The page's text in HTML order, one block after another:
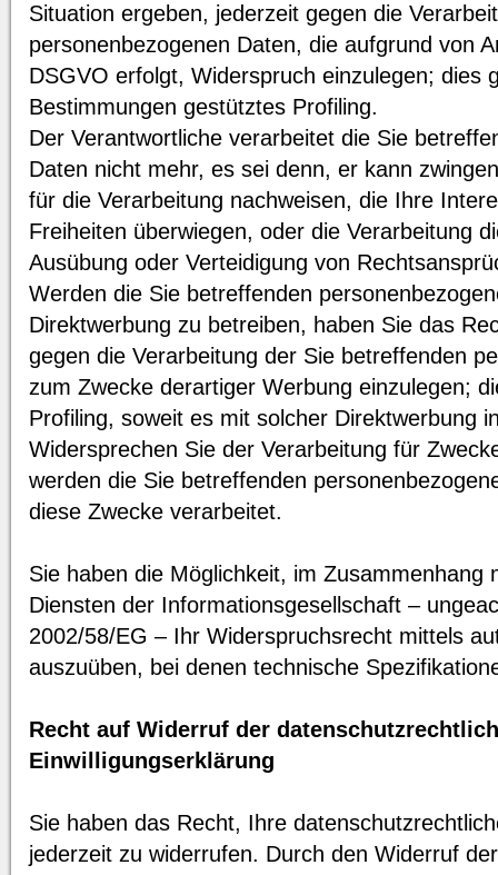
Situation ergeben, jederzeit gegen die
personenbezogenen Daten, die aufgrund von
DSGVO erfolgt, Widerspruch einzulegen; dies
Bestimmungen gestütztes Profiling.
Der Verantwortliche verarbeitet die Sie
Daten nicht mehr, es sei denn, er kann
für die Verarbeitung nachweisen, die Ihre
Freiheiten überwiegen, oder die Verarbeitung
Ausübung oder Verteidigung von
Werden die Sie betreffenden
Direktwerbung zu betreiben, haben Sie das
gegen die Verarbeitung der Sie betreffenden
zum Zwecke derartiger Werbung einzulegen;
Profiling, soweit es mit solcher Direktwerbung
Widersprechen Sie der Verarbeitung für
werden die Sie betreffenden
diese Zwecke verarbeitet.
Sie haben die Möglichkeit, im Zusammenhang
Diensten der Informationsgesellschaft –
2002/58/EG – Ihr Widerspruchsrecht mittels
auszuüben, bei denen technische
Recht auf Widerruf der
Einwilligungserklärung
Sie haben das Recht, Ihre
jederzeit zu widerrufen. Durch den Widerruf